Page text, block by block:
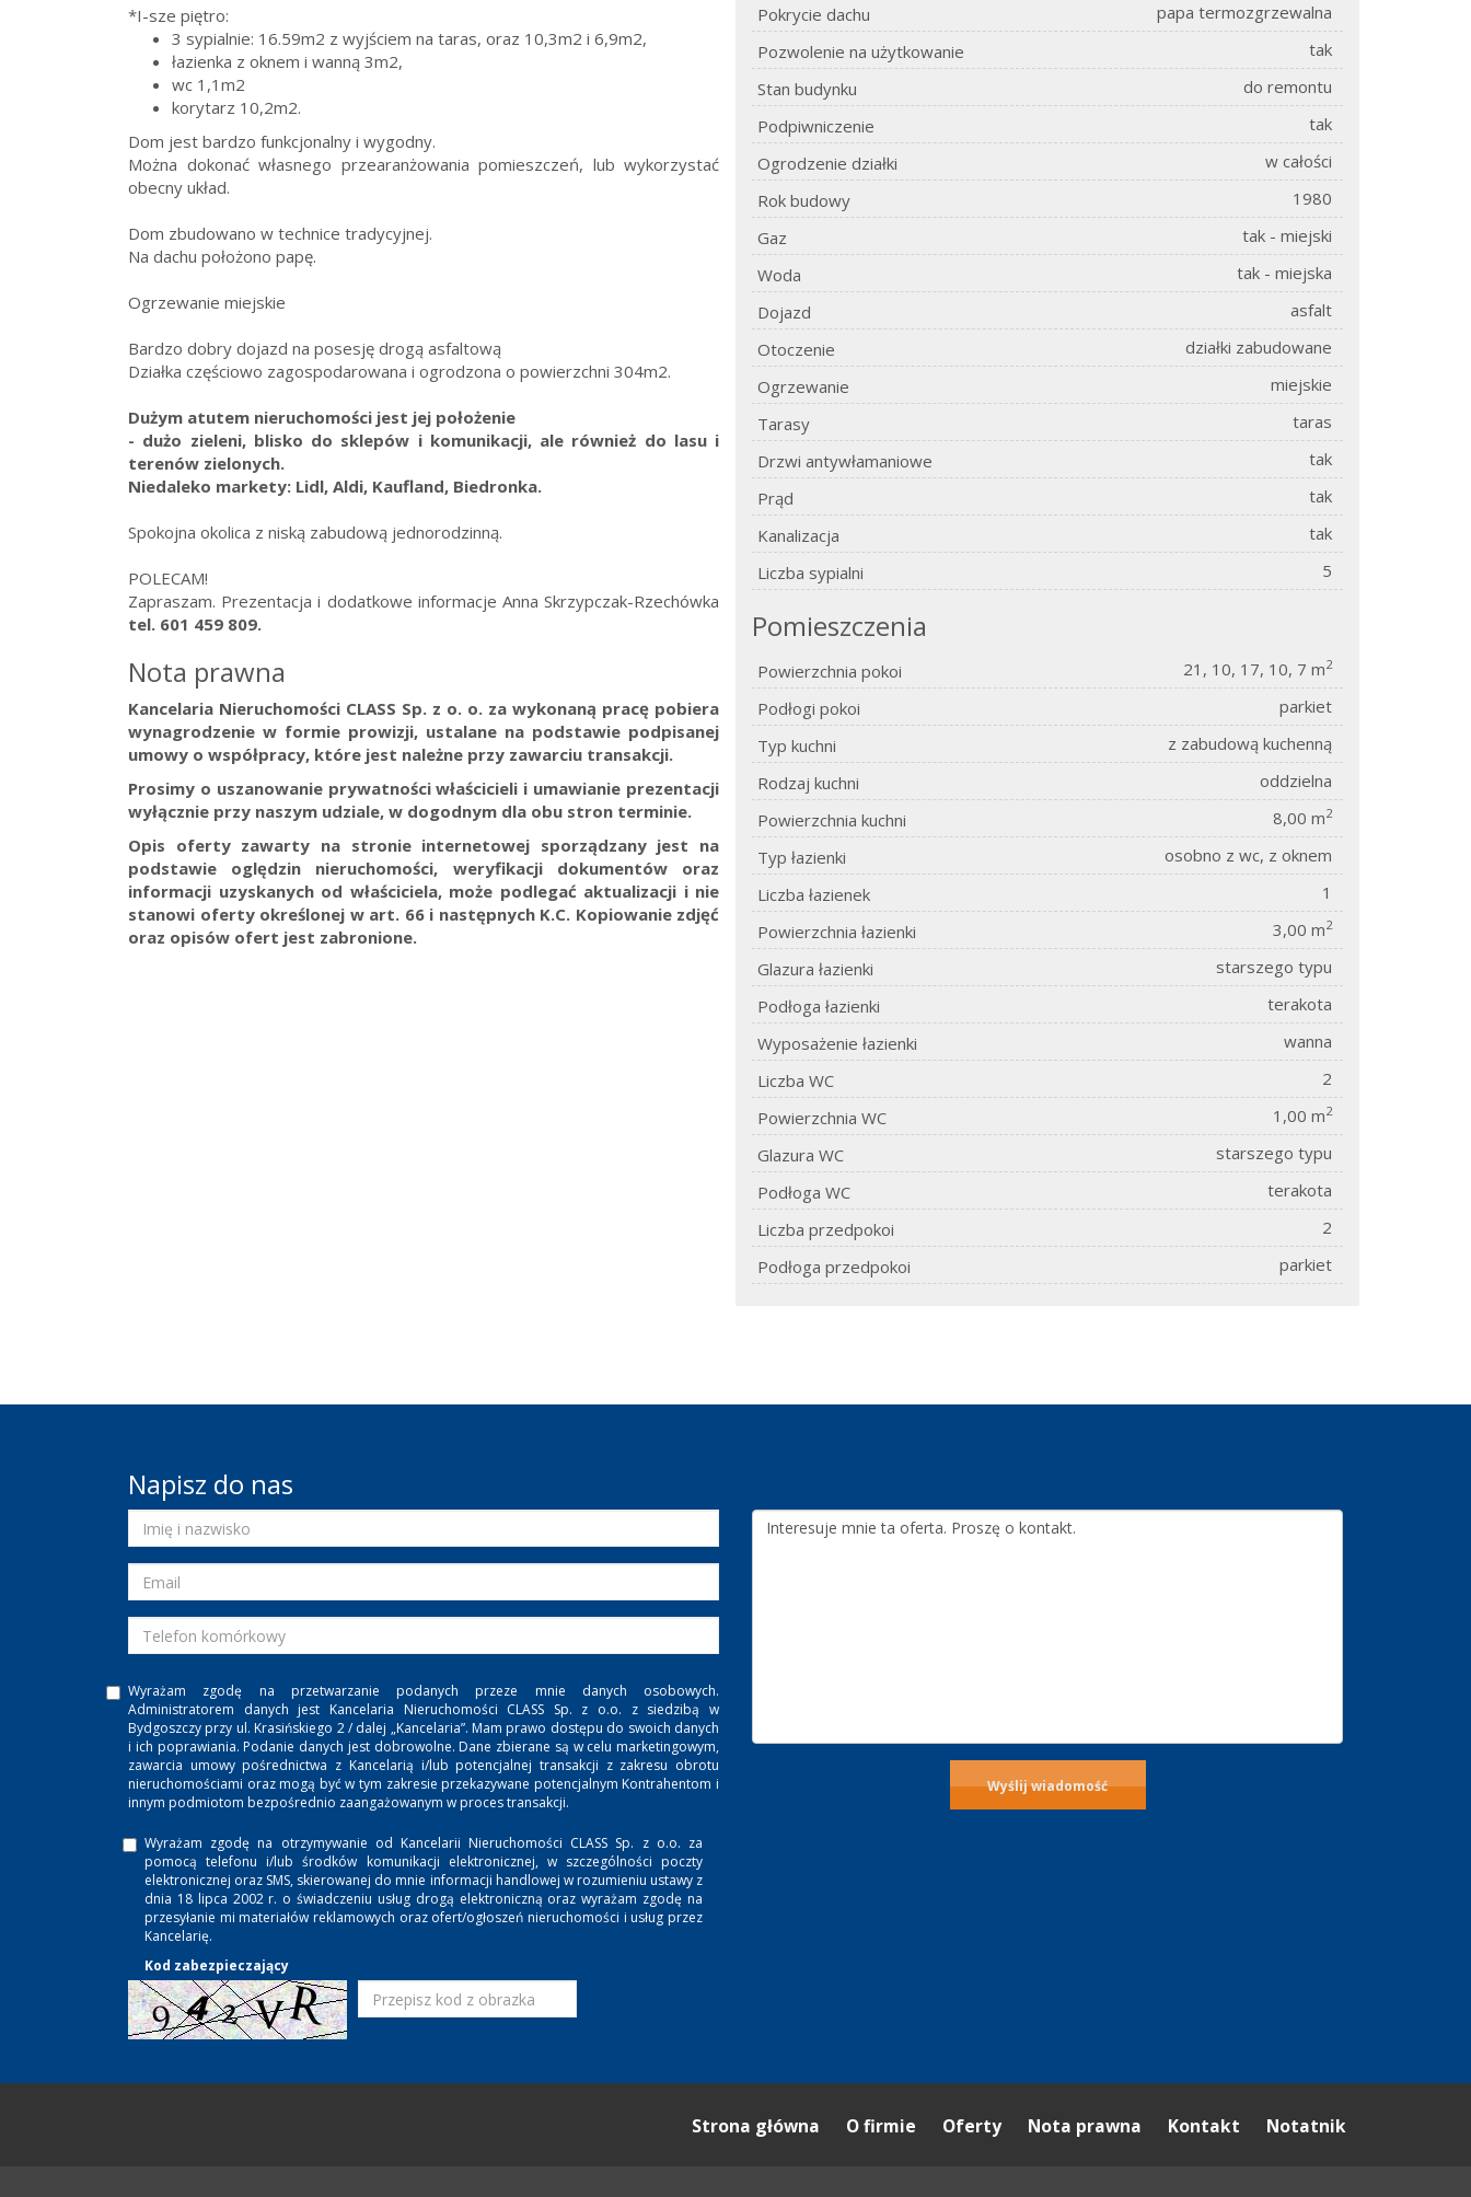
*I-sze piętro:
3 sypialnie: 16.59m2 z wyjściem na taras, oraz 10,3m2 i 6,9m2,
łazienka z oknem i wanną 3m2,
wc 1,1m2
korytarz 10,2m2.
Dom jest bardzo funkcjonalny i wygodny.
Można dokonać własnego przearanżowania pomieszczeń, lub wykorzystać
obecny układ.
Dom zbudowano w technice tradycyjnej.
Na dachu położono papę.
Ogrzewanie miejskie
Bardzo dobry dojazd na posesję drogą asfaltową
Działka częściowo zagospodarowana i ogrodzona o powierzchni 304m2.
Dużym atutem nieruchomości jest jej położenie
- dużo zieleni, blisko do sklepów i komunikacji, ale również do lasu i
terenów zielonych.
Niedaleko markety: Lidl, Aldi, Kaufland, Biedronka.
Spokojna okolica z niską zabudową jednorodzinną.
POLECAM!
Zapraszam. Prezentacja i dodatkowe informacje Anna Skrzypczak-Rzechówka
tel. 601 459 809.
Nota prawna
Kancelaria Nieruchomości CLASS Sp. z o. o. za wykonaną pracę pobiera
wynagrodzenie w formie prowizji, ustalane na podstawie podpisanej
umowy o współpracy, które jest należne przy zawarciu transakcji.
Prosimy o uszanowanie prywatności właścicieli i umawianie prezentacji
wyłącznie przy naszym udziale, w dogodnym dla obu stron terminie.
Opis oferty zawarty na stronie internetowej sporządzany jest na
podstawie oględzin nieruchomości, weryfikacji dokumentów oraz
informacji uzyskanych od właściciela, może podlegać aktualizacji i nie
stanowi oferty określonej w art. 66 i następnych K.C. Kopiowanie zdjęć
oraz opisów ofert jest zabronione.
Pokrycie dachu
papa termozgrzewalna
Pozwolenie na użytkowanie
tak
Stan budynku
do remontu
Podpiwniczenie
tak
Ogrodzenie działki
w całości
Rok budowy
1980
Gaz
tak - miejski
Woda
tak - miejska
Dojazd
asfalt
Otoczenie
działki zabudowane
Ogrzewanie
miejskie
Tarasy
taras
Drzwi antywłamaniowe
tak
Prąd
tak
Kanalizacja
tak
Liczba sypialni
5
Pomieszczenia
Powierzchnia pokoi 21, 10, 17, 10, 7 m2
Podłogi pokoi
parkiet
Typ kuchni
z zabudową kuchenną
Rodzaj kuchni
oddzielna
Powierzchnia kuchni
8,00 m2
Typ łazienki
osobno z wc, z oknem
Liczba łazienek
1
Powierzchnia łazienki
3,00 m2
Glazura łazienki
starszego typu
Podłoga łazienki
terakota
Wyposażenie łazienki
wanna
Liczba WC
2
Powierzchnia WC
1,00 m2
Glazura WC
starszego typu
Podłoga WC
terakota
Liczba przedpokoi
2
Podłoga przedpokoi
parkiet
Napisz do nas
Wyrażam zgodę na przetwarzanie podanych przeze mnie danych osobowych.
Administratorem danych jest Kancelaria Nieruchomości CLASS Sp. z o.o. z siedzibą w
Bydgoszczy przy ul. Krasińskiego 2 / dalej „Kancelaria”. Mam prawo dostępu do swoich danych
i ich poprawiania. Podanie danych jest dobrowolne. Dane zbierane są w celu marketingowym,
zawarcia umowy pośrednictwa z Kancelarią i/lub potencjalnej transakcji z zakresu obrotu
nieruchomościami oraz mogą być w tym zakresie przekazywane potencjalnym Kontrahentom i
innym podmiotom bezpośrednio zaangażowanym w proces transakcji.
Wyrażam zgodę na otrzymywanie od Kancelarii Nieruchomości CLASS Sp. z o.o. za
pomocą telefonu i/lub środków komunikacji elektronicznej, w szczególności poczty
elektronicznej oraz SMS, skierowanej do mnie informacji handlowej w rozumieniu ustawy z
dnia 18 lipca 2002 r. o świadczeniu usług drogą elektroniczną oraz wyrażam zgodę na
przesyłanie mi materiałów reklamowych oraz ofert/ogłoszeń nieruchomości i usług przez
Kancelarię.
Kod zabezpieczający
Strona główna O firmie Oferty Nota prawna Kontakt Notatnik